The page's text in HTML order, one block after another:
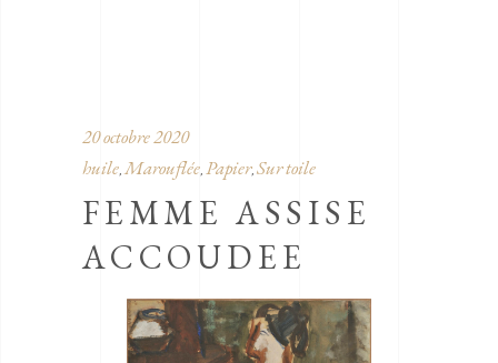
20 octobre 2020
huile,Marouflée, Papier, Sur toile
FEMME ASSISE
ACCOUDEE